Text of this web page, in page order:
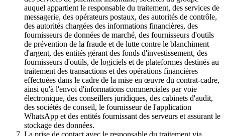
auquel appartient le responsable du traitement, des services de
messagerie, des opérateurs postaux, des autorités de contrôle,
des autorités chargées des informations financières, des
fournisseurs de données de marché, des fournisseurs d'outils
de prévention de la fraude et de lutte contre le blanchiment
d'argent, des entités gérant des fonds d'investissement, des
fournisseurs d'outils, de logiciels et de plateformes destinés au
traitement des transactions et des opérations financières
effectuées dans le cadre de la mise en œuvre du contrat-cadre,
ainsi qu'à l'envoi d'informations commerciales par voie
électronique, des conseillers juridiques, des cabinets d'audit,
des sociétés de conseil, le fournisseur de l'application
WhatsApp et des entités fournissant des serveurs et assurant le
stockage des données.
La prise de contact avec le responsable du traitement via